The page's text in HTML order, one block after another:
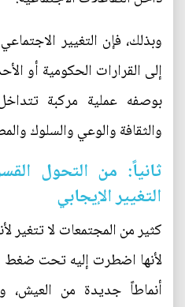
وبذلك، فإن التغيير
إلى القرارات الحكومية أو
بوصفه عملية مركبة
والثقافة والوعي والسلوك
ثانياً: من التحول
التغيير الإيجابي
كثير من المجتمعات لا تتغير
لأنها اضطرت إليه تحت
أنماطاً جديدة من العيش،